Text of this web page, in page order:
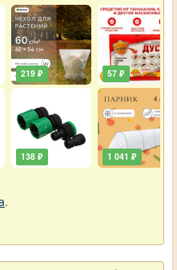
219 ₽
138 ₽
57 ₽
1 041 ₽
.